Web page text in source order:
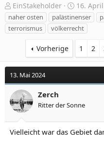
E
r
s
t
e
r
EinStakeholder
E
r
s
t
l
t
16.
naher osten
palästinenser
terrorismus
völkerrecht
Vorherige 1 2
13. Mai 2024
Zerch
Ritter der Sonne
Vielleicht war das Gebiet